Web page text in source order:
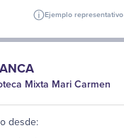
Ejemplo representativo
Mixta Mari Carmen
desde: